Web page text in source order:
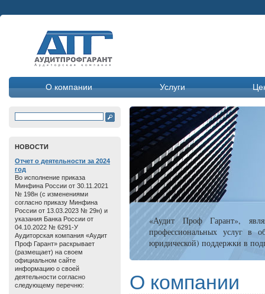
О компании Услуги
«Аудит Проф Гарант»,
профессиональных услуг в
юридической) поддержки в
О компании
HОВОСТИ
Отчет о дeятельнoсти зa 2024
год
Во исполнение приказа
Минфина России от 30.11.2021
№ 198н (с изменениями
согласно приказу Минфина
России от 13.03.2023 № 29н) и
указания Банка России от
04.10.2022 № 6291-У
Аудиторская компания «Аудит
Проф Гарант» раскрывает
(размещает) на своем
официальном сайте
информацию о своей
деятельности согласно
следующему перечню: